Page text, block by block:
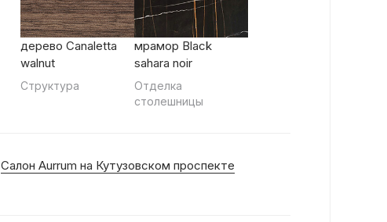
дерево Canaletta
walnut
Структура
мрамор Black
sahara noir
Отделка
столешницы
Салон Aurrum на Кутузовском проспекте